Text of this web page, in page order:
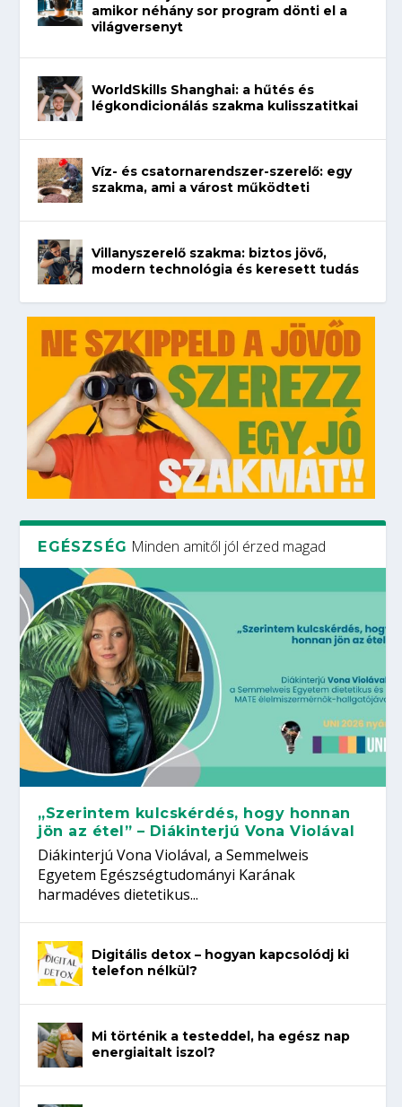
amikor néhány sor program dönti el a
világversenyt
WorldSkills Shanghai: a hűtés és
légkondicionálás szakma kulisszatitkai
Víz- és csatornarendszer-szerelő: egy
szakma, ami a várost működteti
Villanyszerelő szakma: biztos jövő,
modern technológia és keresett tudás
EGÉSZSÉG Minden amitől jól érzed magad
„Szerintem kulcskérdés, hogy honnan
jön az étel” – Diákinterjú Vona Violával
Diákinterjú Vona Violával, a Semmelweis
Egyetem Egészségtudományi Karának
harmadéves dietetikus...
Digitális detox – hogyan kapcsolódj ki
telefon nélkül?
Mi történik a testeddel, ha egész nap
energiaitalt iszol?